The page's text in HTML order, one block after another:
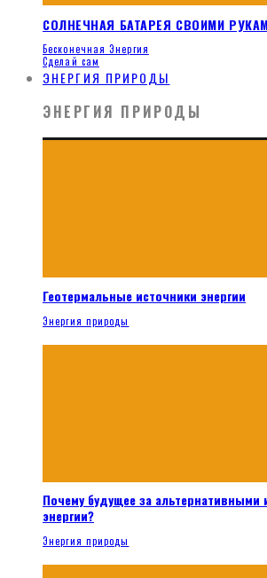
СОЛНЕЧНАЯ БАТАРЕЯ СВОИМИ
Бесконечная Энергия
Сделай сам
ЭНЕРГИЯ ПРИРОДЫ
ЭНЕРГИЯ ПРИРОДЫ
Геотермальные источники энергии
Энергия природы
Почему будущее за альтернативными
энергии?
Энергия природы